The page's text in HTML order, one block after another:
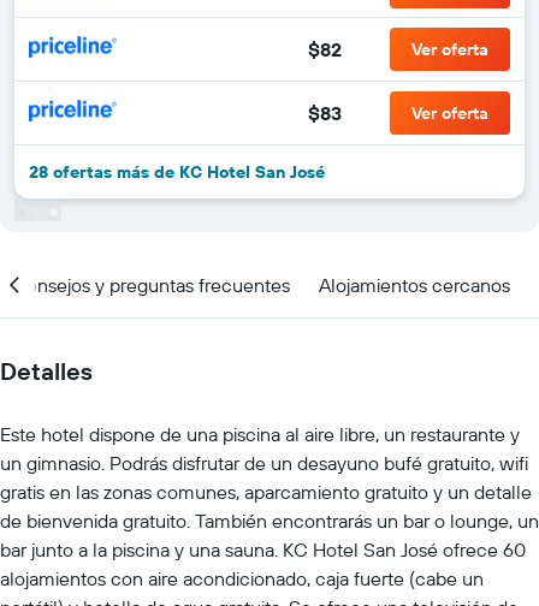
$82 Ver oferta
$83 Ver oferta
28 ofertas más de KC Hotel San José
Consejos y preguntas frecuentes Alojamientos cercanos
Detalles
Este hotel dispone de una piscina al aire libre, un restaurante y
un gimnasio. Podrás disfrutar de un desayuno bufé gratuito, wifi
gratis en las zonas comunes, aparcamiento gratuito y un detalle
de bienvenida gratuito. También encontrarás un bar o lounge, un
bar junto a la piscina y una sauna. KC Hotel San José ofrece 60
alojamientos con aire acondicionado, caja fuerte (cabe un